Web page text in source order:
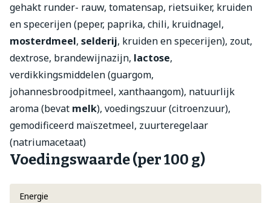
gehakt runder- rauw, tomatensap, rietsuiker, kruiden
en specerijen (peper, paprika, chili, kruidnagel,
mosterdmeel, selderij, kruiden en specerijen), zout,
dextrose, brandewijnazijn, lactose,
verdikkingsmiddelen (guargom,
johannesbroodpitmeel, xanthaangom), natuurlijk
aroma (bevat melk), voedingszuur (citroenzuur),
gemodificeerd maïszetmeel, zuurteregelaar
(natriumacetaat)
Voedingswaarde (per 100 g)
Energie